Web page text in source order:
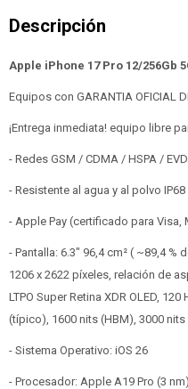
Apple iPhone 17 Pro 12/256Gb
Equipos con GARANTIA OFICIAL
¡Entrega inmediata! equipo libre
- Redes GSM / CDMA / HSPA /
- Resistente al agua y al polvo
- Apple Pay (certificado para Visa,
- Pantalla: 6.3" 96,4 cm² ( ~89,4
1206 x 2622 píxeles, relación de
LTPO Super Retina XDR OLED,
(típico), 1600 nits (HBM), 3000
- Sistema Operativo: iOS 26
- Procesador: Apple A19 Pro (3